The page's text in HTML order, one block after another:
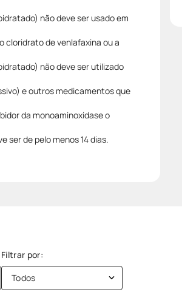
não deve ser usado em
cloridrato de venlafaxina ou a
não deve ser utilizado
e outros medicamentos que
da monoaminoxidase o
ser de pelo menos 14 dias.
Todos